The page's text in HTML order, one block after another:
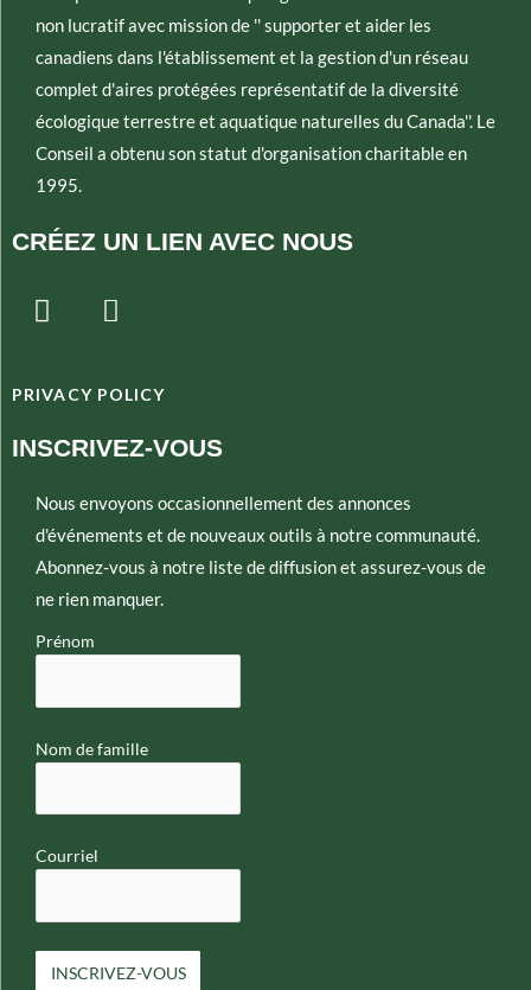
non lucratif avec mission de '' supporter et aider les
canadiens dans l'établissement et la gestion d'un réseau
complet d'aires protégées représentatif de la diversité
écologique terrestre et aquatique naturelles du Canada''. Le
Conseil a obtenu son statut d'organisation charitable en
1995.
CRÉEZ UN LIEN AVEC NOUS
T
w
t
t
e
E
n
e
l
o
e
PRIVACY POLICY
INSCRIVEZ-VOUS
Nous envoyons occasionnellement des annonces
d'événements et de nouveaux outils à notre communauté.
Abonnez-vous à notre liste de diffusion et assurez-vous de
ne rien manquer.
Prénom
Nom de famille
Courriel